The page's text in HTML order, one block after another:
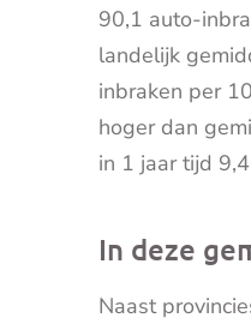
90,1 auto-
landelijk
inbraken per
hoger dan
in 1 jaar tijd
In deze
Naast